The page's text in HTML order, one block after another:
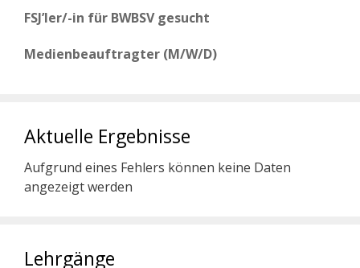
FSJ’ler/-in für BWBSV gesucht
Medienbeauftragter (M/W/D)
Aktuelle Ergebnisse
Aufgrund eines Fehlers können keine Daten
angezeigt werden
Lehrgänge